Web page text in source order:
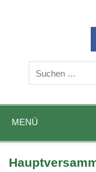
DIE Sportadresse
MENÜ